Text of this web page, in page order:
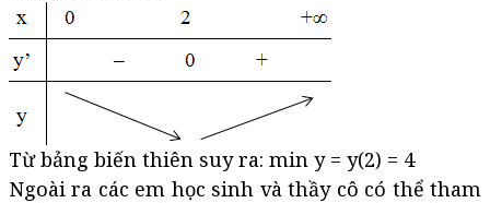
Từ bảng biến thiên suy ra: min y = y(2) = 4
Ngoài ra các em học sinh và thầy cô có thể tham